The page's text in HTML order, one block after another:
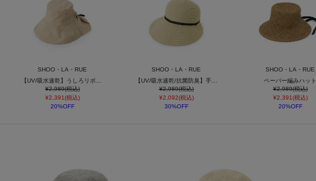
SHOO・LA・RUE
¥2,989(税込)
¥2,391(税込)
20%OFF
SHOO・LA・RUE
¥2,989(税込)
¥2,092(税込)
30%OFF
SHOO・LA・RUE
ペーパー編みハット
¥2,989(税込)
¥2,391(税込)
20%OFF